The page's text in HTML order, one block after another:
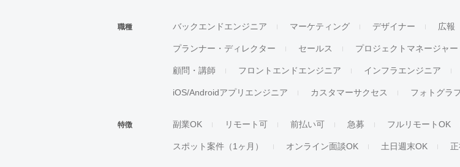
職種 バックエンドエンジニア マーケティング デザイナー 広報
プランナー・ディレクター セールス プロジェクトマネージャー
顧問・講師 フロントエンドエンジニア インフラエンジニア
iOS/Androidアプリエンジニア カスタマーサクセス フォトグラ
特徴 副業OK リモート可 前払い可 急募 フルリモートOK
スポット案件（1ヶ月） オンライン面談OK 土日週末OK